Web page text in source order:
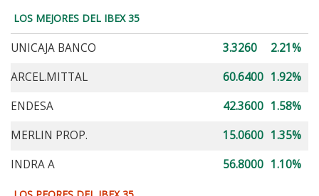
LOS MEJORES DEL IBEX 35
UNICAJA BANCO 3.3260
2.21%
ARCEL.MITTAL
60.6400 1.92%
ENDESA
42.3600 1.58%
MERLIN PROP.
15.0600 1.35%
INDRA A
56.8000 1.10%